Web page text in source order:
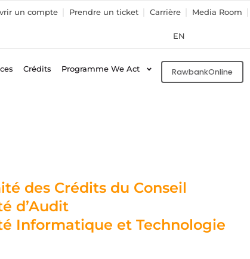
un compte Prendre un ticket Carrière Media Room
EN
Crédits Programme We Act RawbankOnline
des Crédits du Conseil
d’Audit
Informatique et Technologie